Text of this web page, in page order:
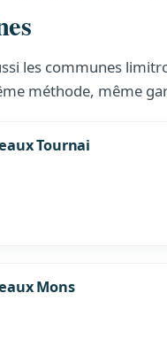
les communes
méthode, même
Tournai
Mons